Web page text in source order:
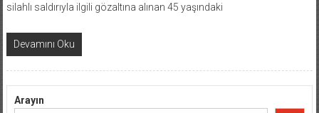
silahlı saldırıyla ilgili gözaltına alınan 45 yaşındaki
Devamını Oku
Arayın